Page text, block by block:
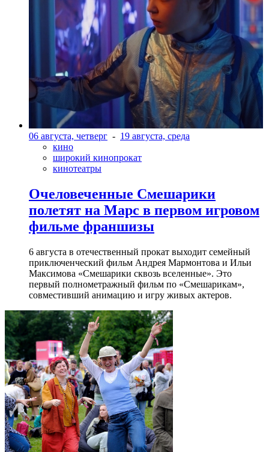
06 августа, четверг - 19 августа, среда
кино
широкий кинопрокат
кинотеатры
Очеловеченные Смешарики
полетят на Марс в первом игровом
фильме франшизы
6 августа в отечественный прокат выходит семейный
приключенческий фильм Андрея Мармонтова и Ильи
Максимова «Смешарики сквозь вселенные». Это
первый полнометражный фильм по «Смешарикам»,
совместивший анимацию и игру живых актеров.